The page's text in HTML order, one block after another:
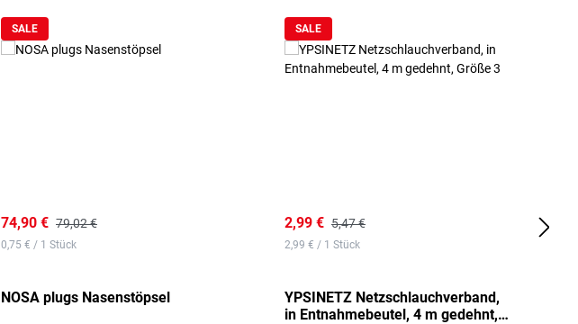
SALE
74,90 € 79,02 €
0,75 € / 1 Stück
NOSA plugs Nasenstöpsel
SALE
2,99 € 5,47 €
2,99 € / 1 Stück
YPSINETZ Netzschlauchverband,
in Entnahmebeutel, 4 m gedehnt,